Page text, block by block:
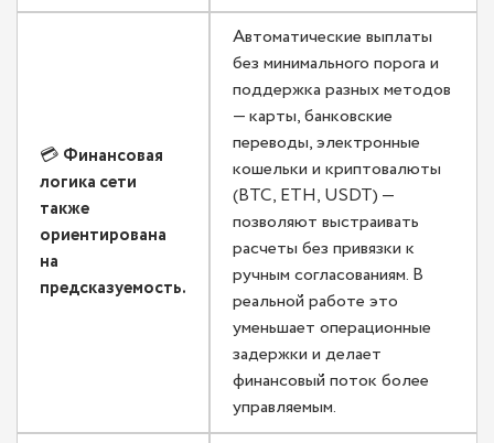
💳 Финансовая
логика сети
также
ориентирована
на
предсказуемость.
Автоматические выплаты
без минимального порога и
поддержка разных методов
— карты, банковские
переводы, электронные
кошельки и криптовалюты
(BTC, ETH, USDT) —
позволяют выстраивать
расчеты без привязки к
ручным согласованиям. В
реальной работе это
уменьшает операционные
задержки и делает
финансовый поток более
управляемым.